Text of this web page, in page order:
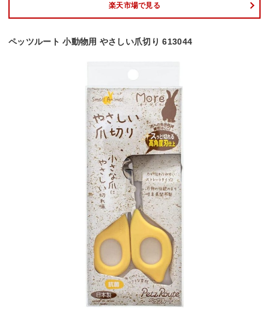
楽天市場で見る
ペッツルート 小動物用 やさしい爪切り 613044